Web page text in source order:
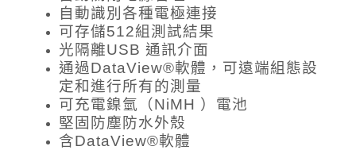
自動識別各種電極連接
可存儲512組測試結果
光隔離USB 通訊介面
通過DataView®軟體，可遠端組態設
定和進行所有的測量
可充電鎳氫（NiMH ）電池
堅固防塵防水外殼
含DataView®軟體